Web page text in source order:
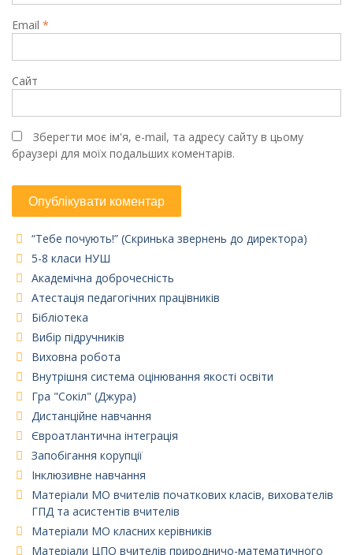
Email *
Сайт
Зберегти моє ім'я, e-mail, та адресу сайту в цьому
браузері для моїх подальших коментарів.
“Тебе почують!” (Скринька звернень до директора)
5-8 класи НУШ
Академічна доброчесність
Атестація педагогічних працівників
Бібліотека
Вибір підручників
Виховна робота
Внутрішня система оцінювання якості освіти
Гра "Сокіл" (Джура)
Дистанційне навчання
Євроатлантична інтеграція
Запобігання корупції
Інклюзивне навчання
Матеріали МО вчителів початкових класів, вихователів
ГПД та асистентів вчителів
Матеріали МО класних керівників
Матеріали ЦПО вчителів природничо-математичного